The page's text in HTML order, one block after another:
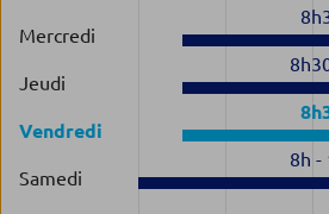
Mercredi
Jeudi
Vendredi
Samedi
8h -